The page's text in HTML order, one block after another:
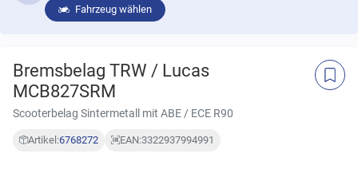
Fahrzeug wählen
Bremsbelag TRW / Lucas
MCB827SRM
Scooterbelag Sintermetall mit ABE / ECE R90
Artikel:6768272 EAN:3322937994991